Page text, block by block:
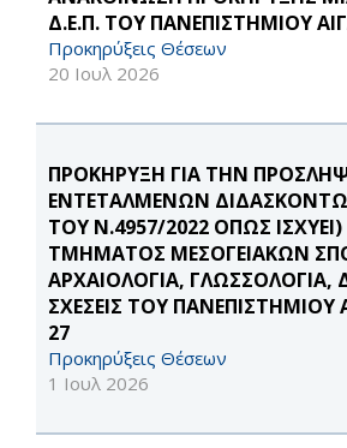
Δ.Ε.Π. ΤΟΥ ΠΑΝΕΠΙΣΤΗΜΙΟΥ
Προκηρύξεις Θέσεων
20 Ιουλ 2026
ΠΡΟΚΗΡΥΞΗ ΓΙΑ ΤΗΝ
ΕΝΤΕΤΑΛΜΕΝΩΝ
ΤΟΥ Ν.4957/2022 ΟΠΩΣ
ΤΜΗΜΑΤΟΣ ΜΕΣΟΓΕΙΑΚΩΝ
ΑΡΧΑΙΟΛΟΓΙΑ, ΓΛΩΣΣΟΛΟΓΙΑ,
ΣΧΕΣΕΙΣ ΤΟΥ ΠΑΝΕΠΙΣΤΗΜΙΟΥ
27
Προκηρύξεις Θέσεων
1 Ιουλ 2026